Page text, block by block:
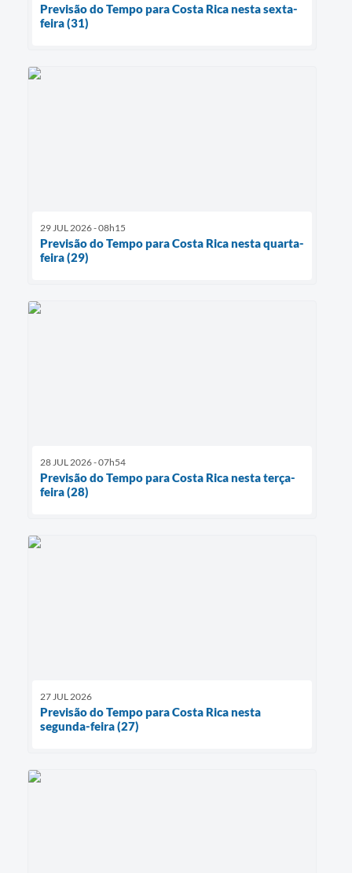
Previsão do Tempo para Costa Rica nesta sexta-
feira (31)
29 JUL 2026 - 08h15
Previsão do Tempo para Costa Rica nesta quarta-
feira (29)
28 JUL 2026 - 07h54
Previsão do Tempo para Costa Rica nesta terça-
feira (28)
27 JUL 2026
Previsão do Tempo para Costa Rica nesta
segunda-feira (27)